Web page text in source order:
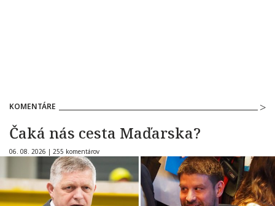
KOMENTÁRE
Čaká nás cesta Maďarska?
06. 08. 2026 | 255 komentárov